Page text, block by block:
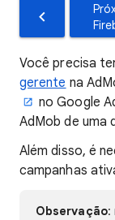
Você precisa
gerente na
no Google
AdMob de uma
Além disso, é
campanhas
Observação: